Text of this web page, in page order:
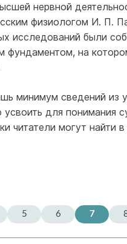
нервной
физиологом И. П.
исследований были
фундаментом, на
минимум сведений из
для понимания
читатели могут найти
5 6 7